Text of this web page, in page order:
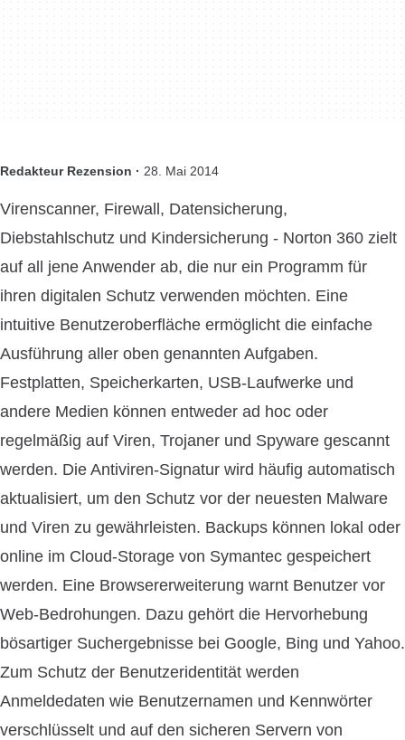
Redakteur Rezension · 28. Mai 2014
Virenscanner, Firewall, Datensicherung,
Diebstahlschutz und Kindersicherung - Norton 360 zielt
auf all jene Anwender ab, die nur ein Programm für
ihren digitalen Schutz verwenden möchten. Eine
intuitive Benutzeroberfläche ermöglicht die einfache
Ausführung aller oben genannten Aufgaben.
Festplatten, Speicherkarten, USB-Laufwerke und
andere Medien können entweder ad hoc oder
regelmäßig auf Viren, Trojaner und Spyware gescannt
werden. Die Antiviren-Signatur wird häufig automatisch
aktualisiert, um den Schutz vor der neuesten Malware
und Viren zu gewährleisten. Backups können lokal oder
online im Cloud-Storage von Symantec gespeichert
werden. Eine Browsererweiterung warnt Benutzer vor
Web-Bedrohungen. Dazu gehört die Hervorhebung
bösartiger Suchergebnisse bei Google, Bing und Yahoo.
Zum Schutz der Benutzeridentität werden
Anmeldedaten wie Benutzernamen und Kennwörter
verschlüsselt und auf den sicheren Servern von